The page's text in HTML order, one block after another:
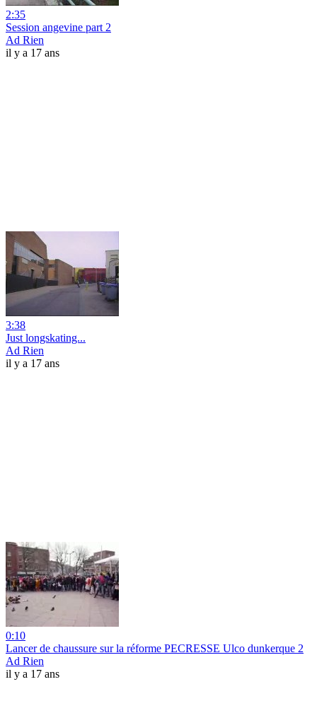
2:35
Session angevine part 2
Ad Rien
il y a 17 ans
3:38
Just longskating...
Ad Rien
il y a 17 ans
0:10
Lancer de chaussure sur la réforme PECRESSE Ulco dunkerque 2
Ad Rien
il y a 17 ans